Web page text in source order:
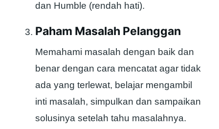
dan Humble (rendah hati).
Paham Masalah Pelanggan
Memahami masalah dengan baik dan
benar dengan cara mencatat agar tidak
ada yang terlewat, belajar mengambil
inti masalah, simpulkan dan sampaikan
solusinya setelah tahu masalahnya.